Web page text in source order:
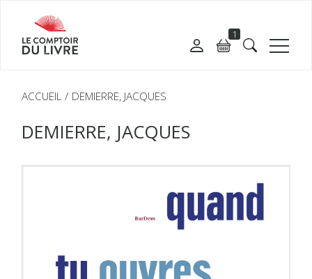
1
ACCUEIL DEMIERRE, JACQUES
DEMIERRE, JACQUES